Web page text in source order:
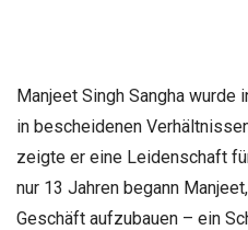
Manjeet Singh Sangha wurde
in bescheidenen
zeigte er eine Leidenschaft
nur 13 Jahren begann
Geschäft aufzubauen – ein